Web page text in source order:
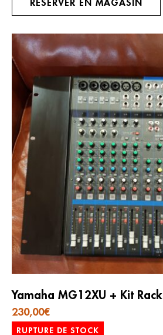
RÉSERVER EN MAGASIN
Yamaha MG12XU + Kit Rack
230,00€
RUPTURE DE STOCK